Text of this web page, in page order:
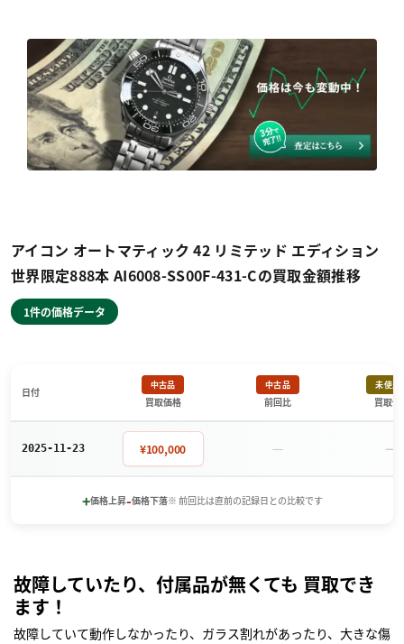
アイコン オートマティック 42 リミテッド エディション
世界限定888本 AI6008-SS00F-431-Cの買取金額推移
1件の価格データ
日付
中古品
買取価格
中古品
前回比
未使用
買取価
2025-11-23 ¥100,000 － －
+価格上昇-価格下落※ 前回比は直前の記録日との比較です
故障していたり、付属品が無くても 買取でき
ます！
故障していて動作しなかったり、ガラス割れがあったり、大きな傷